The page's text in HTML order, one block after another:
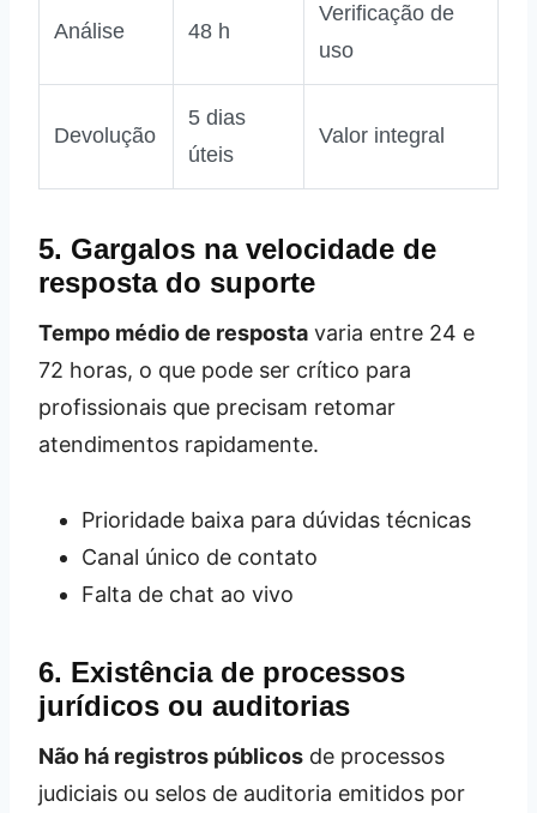
Análise 48 h
Verificação de
uso
Devolução
5 dias
úteis
Valor integral
5. Gargalos na velocidade de
resposta do suporte
Tempo médio de resposta varia entre 24 e
72 horas, o que pode ser crítico para
profissionais que precisam retomar
atendimentos rapidamente.
Prioridade baixa para dúvidas técnicas
Canal único de contato
Falta de chat ao vivo
6. Existência de processos
jurídicos ou auditorias
Não há registros públicos de processos
judiciais ou selos de auditoria emitidos por